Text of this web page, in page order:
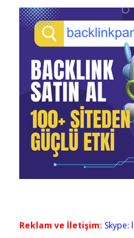
Reklam ve İletişim: Skype: